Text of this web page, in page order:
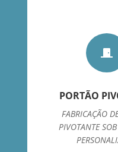

PORTÃO
FABRICAÇÃO
PIVOTANTE